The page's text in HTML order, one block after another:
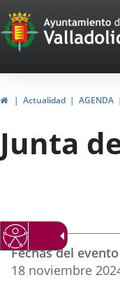
Portal
Web
del
de
Valladolid
InicioActualidad AGENDA
Junta
Datos
del
evento
Fechas del evento
18 noviembre